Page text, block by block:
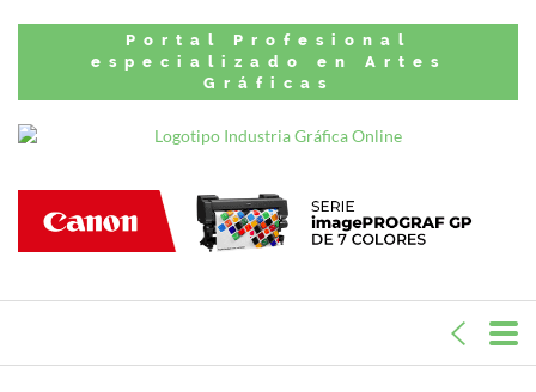
Portal Profesional
especializado en Artes
Gráficas